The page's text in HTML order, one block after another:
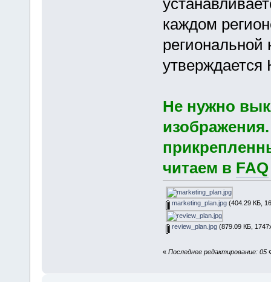
каждом
региональной
утверждается
Не нужно
читаем в FAQ
marketing_plan.jpg(404.29 КБ,
review_plan.jpg(879.09 КБ,
« Последнее редактирование: 05